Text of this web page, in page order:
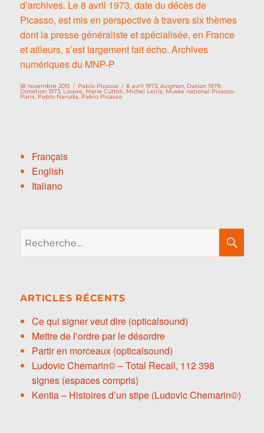
d’archives. Le 8 avril 1973, date du décès de
Picasso, est mis en perspective à travers six thèmes
dont la presse généraliste et spécialisée, en France
et ailleurs, s’est largement fait écho. Archives
numériques du MNP-P
Publié
le
18 novembre 2013 Catégories
Pablo Picasso Étiquettes
8 avril 1973,Avignon, Dation 1979,
Donation 1973, Louvre, Marie Cuttoli, Michel Leiris, Musée national Picasso-
Paris, Pablo Naruda, Pablo Picasso
Français
English
Italiano
pour :
ARTICLES RÉCENTS
Ce qui signer veut dire (opticalsound)
Mettre de l’ordre par le désordre
Partir en morceaux (opticalsound)
Ludovic Chemarin© – Total Recall, 112 398
signes (espaces compris)
Kentia – Histoires d’un stipe (Ludovic Chemarin©)